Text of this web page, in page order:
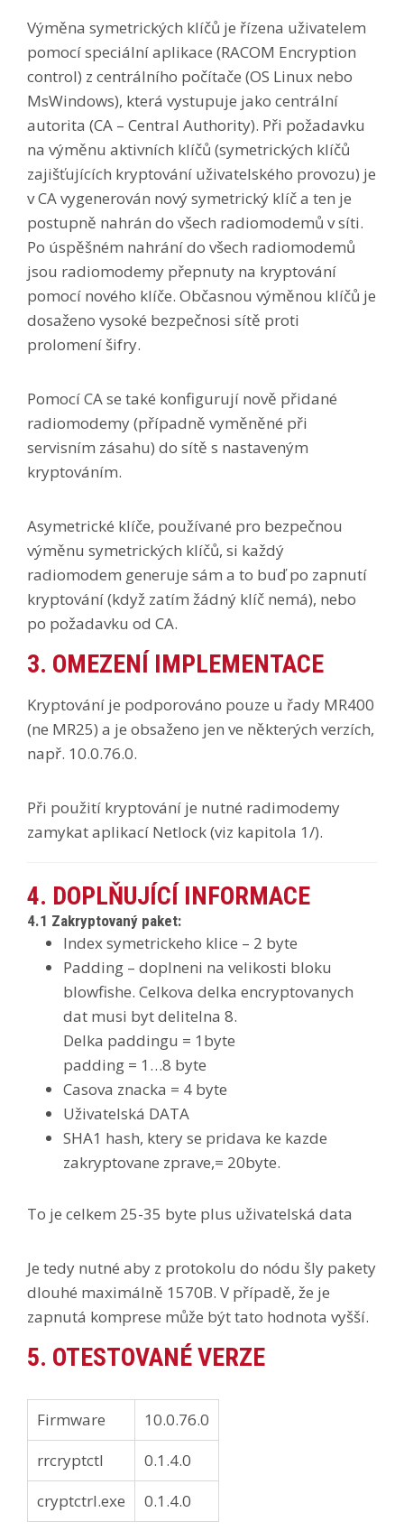
Výměna symetrických klíčů je řízena uživatelem
pomocí speciální aplikace (RACOM Encryption
control) z centrálního počítače (OS Linux nebo
MsWindows), která vystupuje jako centrální
autorita (CA – Central Authority). Při požadavku
na výměnu aktivních klíčů (symetrických klíčů
zajišťujících kryptování uživatelského provozu) je
v CA vygenerován nový symetrický klíč a ten je
postupně nahrán do všech radiomodemů v síti.
Po úspěšném nahrání do všech radiomodemů
jsou radiomodemy přepnuty na kryptování
pomocí nového klíče. Občasnou výměnou klíčů je
dosaženo vysoké bezpečnosi sítě proti
prolomení šifry.
Pomocí CA se také konfigurují nově přidané
radiomodemy (případně vyměněné při
servisním zásahu) do sítě s nastaveným
kryptováním.
Asymetrické klíče, používané pro bezpečnou
výměnu symetrických klíčů, si každý
radiomodem generuje sám a to buď po zapnutí
kryptování (když zatím žádný klíč nemá), nebo
po požadavku od CA.
3. OMEZENÍ IMPLEMENTACE
Kryptování je podporováno pouze u řady MR400
(ne MR25) a je obsaženo jen ve některých verzích,
např. 10.0.76.0.
Při použití kryptování je nutné radimodemy
zamykat aplikací Netlock (viz kapitola 1/).
4. DOPLŇUJÍCÍ INFORMACE
4.1 Zakryptovaný paket:
Index symetrickeho klice – 2 byte
Padding – doplneni na velikosti bloku
blowfishe. Celkova delka encryptovanych
dat musi byt delitelna 8.
Delka paddingu = 1byte
padding = 1…8 byte
Casova znacka = 4 byte
Uživatelská DATA
SHA1 hash, ktery se pridava ke kazde
zakryptovane zprave,= 20byte.
To je celkem 25-35 byte plus uživatelská data
Je tedy nutné aby z protokolu do nódu šly pakety
dlouhé maximálně 1570B. V případě, že je
zapnutá komprese může být tato hodnota vyšší.
5. OTESTOVANÉ VERZE
Firmware
10.0.76.0
rrcryptctl
0.1.4.0
cryptctrl.exe
0.1.4.0